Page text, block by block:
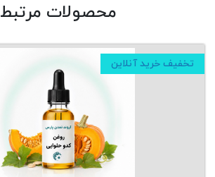
محصولات مرتبط
تخفیف خرید آنلاین